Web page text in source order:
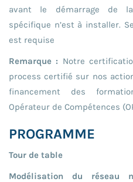
avant le démarrage de
spécifique n’est à installer.
est requise
Remarque : Notre
process certifié sur nos
financement des
Opérateur de Compétences
PROGRAMME
Tour de table
Modélisation du réseau